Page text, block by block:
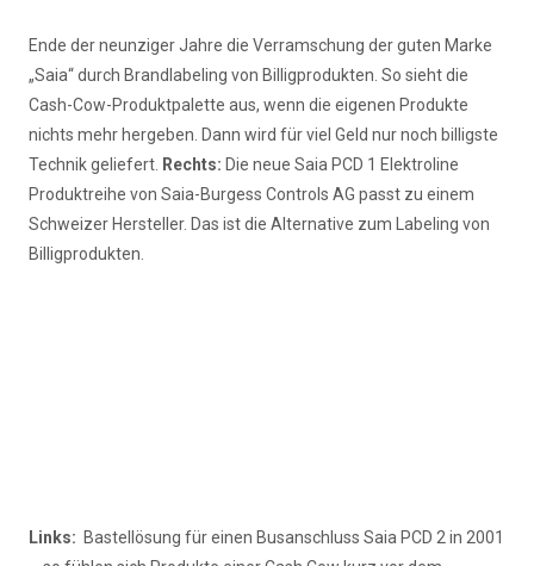
Ende der neunziger Jahre die Verramschung der guten Marke
„Saia“ durch Brandlabeling von Billigprodukten. So sieht die
Cash-Cow-Produktpalette aus, wenn die eigenen Produkte
nichts mehr hergeben. Dann wird für viel Geld nur noch billigste
Technik geliefert. Rechts: Die neue Saia PCD 1 Elektroline
Produktreihe von Saia-Burgess Controls AG passt zu einem
Schweizer Hersteller. Das ist die Alternative zum Labeling von
Billigprodukten.
Links: Bastellösung für einen Busanschluss Saia PCD 2 in 2001